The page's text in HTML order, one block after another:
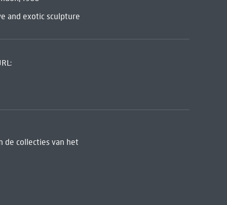
and exotic sculpture
de collecties van het